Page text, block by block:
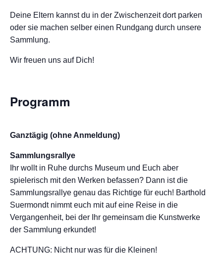
Deine Eltern kannst du in der Zwischenzeit dort parken
oder sie machen selber einen Rundgang durch unsere
Sammlung.
Wir freuen uns auf Dich!
Programm
Ganztägig (ohne Anmeldung)
Sammlungsrallye
Ihr wollt in Ruhe durchs Museum und Euch aber
spielerisch mit den Werken befassen? Dann ist die
Sammlungsrallye genau das Richtige für euch! Barthold
Suermondt nimmt euch mit auf eine Reise in die
Vergangenheit, bei der Ihr gemeinsam die Kunstwerke
der Sammlung erkundet!
ACHTUNG: Nicht nur was für die Kleinen!